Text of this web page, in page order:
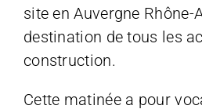
site en Auvergne Rhône-
destination de tous les
construction.
Cette matinée a pour